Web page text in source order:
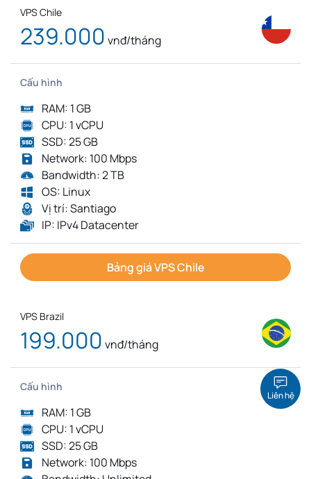
VPS Chile
239.000 vnđ/tháng
Cấu hình
RAM: 1 GB
CPU: 1 vCPU
SSD: 25 GB
Network: 100 Mbps
Bandwidth: 2 TB
OS: Linux
Vị trí: Santiago
IP: IPv4 Datacenter
Bảng giá VPS Chile
VPS Brazil
199.000 vnđ/tháng
Cấu hình
RAM: 1 GB
CPU: 1 vCPU
SSD: 25 GB
Network: 100 Mbps
Liên hệ